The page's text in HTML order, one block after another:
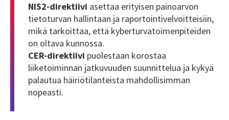
NIS2-direktiivi asettaa erityisen painoarvon
tietoturvan hallintaan ja raportointivelvoitteisiin,
mikä tarkoittaa, että kyberturvatoimenpiteiden
on oltava kunnossa.
CER-direktiivi puolestaan korostaa
liiketoiminnan jatkuvuuden suunnittelua ja kykyä
palautua häiriötilanteista mahdollisimman
nopeasti.